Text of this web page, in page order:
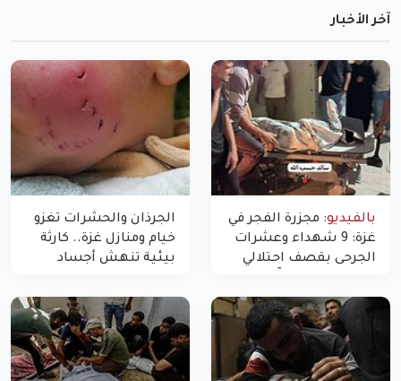
آخر الأخبار
بالفيديو: مجزرة الفجر في
غزة: 9 شهداء وعشرات
الجرحى بقصف احتلالي
الجرذان والحشرات تغزو
خيام ومنازل غزة.. كارثة
بيئية تنهش أجساد